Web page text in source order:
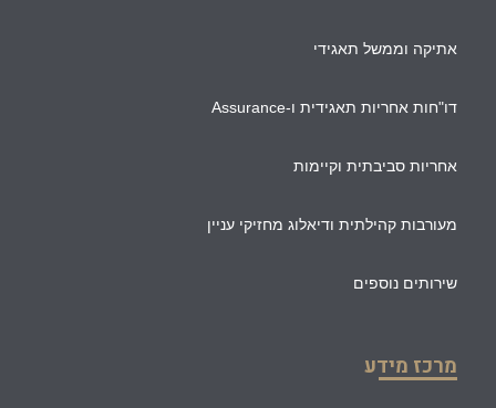
אתיקה וממשל תאגידי
דו"חות אחריות תאגידית ו-Assurance
אחריות סביבתית וקיימות
מעורבות קהילתית ודיאלוג מחזיקי עניין
שירותים נוספים
מרכז מידע